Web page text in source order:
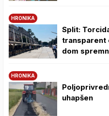
HRONIKA
Split:
transparent
dom
HRONIKA
uhapšen